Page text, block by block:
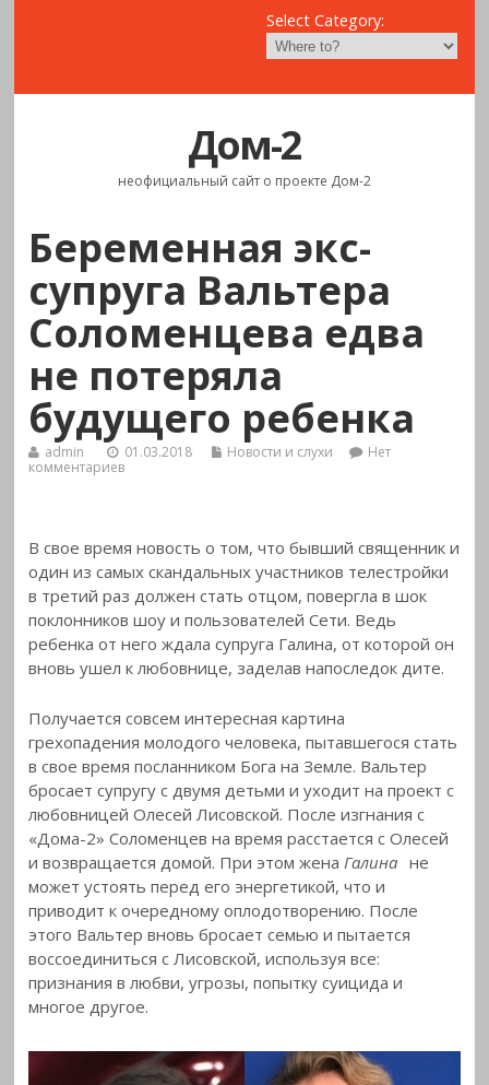
Select Category:
Дом-2
неофициальный сайт о проекте Дом-2
Беременная экс-
супруга Вальтера
Соломенцева едва
не потеряла
будущего ребенка
admin 01.03.2018 Новости и слухи
Нет
комментариев
В свое время новость о том, что бывший священник и
один из самых скандальных участников телестройки
в третий раз должен стать отцом, повергла в шок
поклонников шоу и пользователей Сети. Ведь
ребенка от него ждала супруга Галина, от которой он
вновь ушел к любовнице, заделав напоследок дите.
Получается совсем интересная картина
грехопадения молодого человека, пытавшегося стать
в свое время посланником Бога на Земле. Вальтер
бросает супругу с двумя детьми и уходит на проект с
любовницей Олесей Лисовской. После изгнания с
«Дома-2» Соломенцев на время расстается с Олесей
и возвращается домой. При этом жена Галина не
может устоять перед его энергетикой, что и
приводит к очередному оплодотворению. После
этого Вальтер вновь бросает семью и пытается
воссоединиться с Лисовской, используя все:
признания в любви, угрозы, попытку суицида и
многое другое.